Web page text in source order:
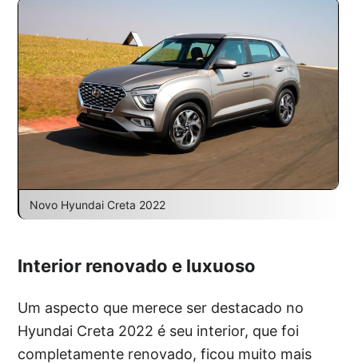
Novo Hyundai Creta 2022
Interior renovado e luxuoso
Um aspecto que merece ser destacado no
Hyundai Creta 2022 é seu interior, que foi
completamente renovado, ficou muito mais